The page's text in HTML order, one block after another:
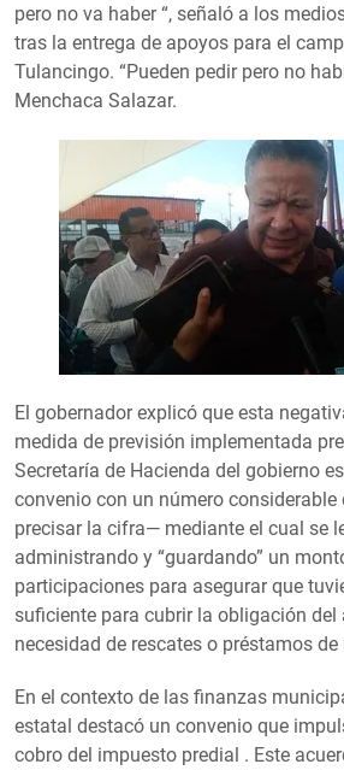
pero no va haber “, señaló a los
tras la entrega de apoyos para el
Tulancingo. “Pueden pedir pero no
Menchaca Salazar.
El gobernador explicó que esta
medida de previsión implementada
Secretaría de Hacienda del gobierno
convenio con un número
precisar la cifra— mediante el cual se
administrando y “guardando” un
participaciones para asegurar que
suficiente para cubrir la obligación del
necesidad de rescates o préstamos
En el contexto de las finanzas
estatal destacó un convenio que
cobro del impuesto predial . Este